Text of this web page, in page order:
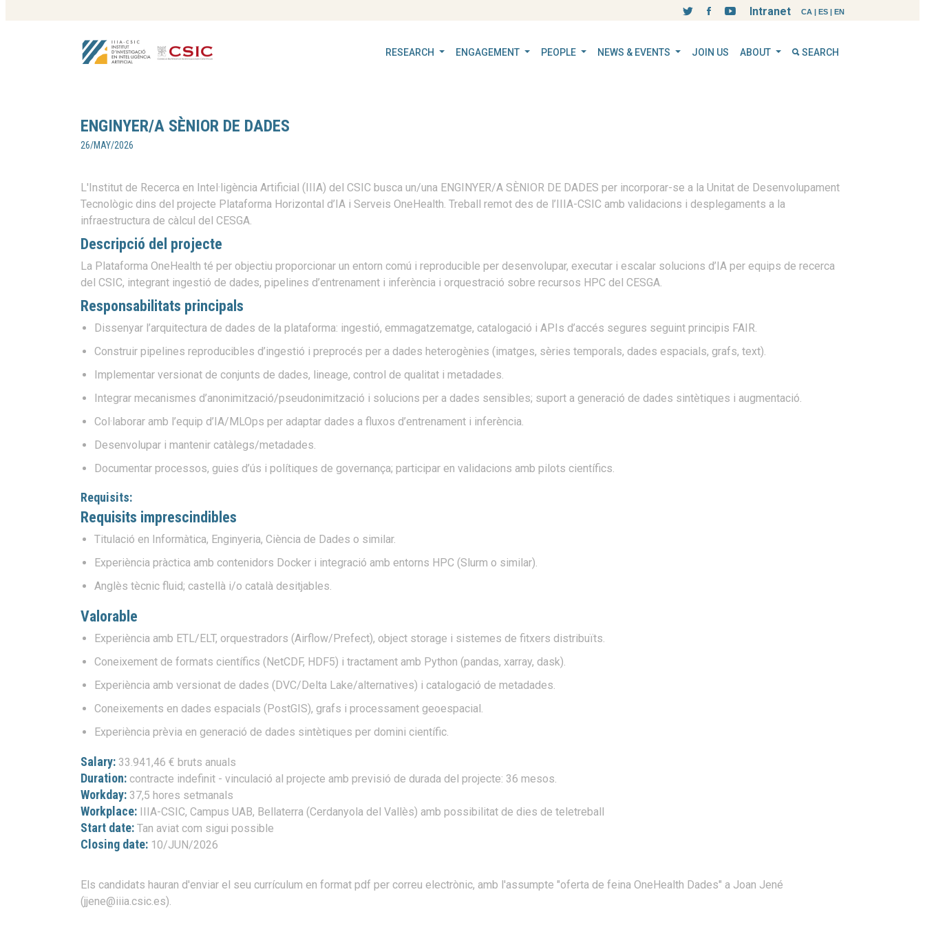
CA | ES | EN
Intranet
RESEARCH ENGAGEMENT PEOPLE NEWS & EVENTS JOIN US ABOUT SEARCH
ENGINYER/A SÈNIOR DE DADES
26/MAY/2026
L'Institut de Recerca en Intel·ligència Artificial (IIIA) del CSIC busca un/una ENGINYER/A SÈNIOR DE DADES per incorporar-se a la Unitat de Desenvolupament
Tecnològic dins del projecte Plataforma Horizontal d’IA i Serveis OneHealth. Treball remot des de l’IIIA-CSIC amb validacions i desplegaments a la
infraestructura de càlcul del CESGA.
Descripció del projecte
La Plataforma OneHealth té per objectiu proporcionar un entorn comú i reproducible per desenvolupar, executar i escalar solucions d’IA per equips de recerca
del CSIC, integrant ingestió de dades, pipelines d’entrenament i inferència i orquestració sobre recursos HPC del CESGA.
Responsabilitats principals
Dissenyar l’arquitectura de dades de la plataforma: ingestió, emmagatzematge, catalogació i APIs d’accés segures seguint principis FAIR.
Construir pipelines reproducibles d’ingestió i preprocés per a dades heterogènies (imatges, sèries temporals, dades espacials, grafs, text).
Implementar versionat de conjunts de dades, lineage, control de qualitat i metadades.
Integrar mecanismes d’anonimització/pseudonimització i solucions per a dades sensibles; suport a generació de dades sintètiques i augmentació.
Col·laborar amb l’equip d’IA/MLOps per adaptar dades a fluxos d’entrenament i inferència.
Desenvolupar i mantenir catàlegs/metadades.
Documentar processos, guies d’ús i polítiques de governança; participar en validacions amb pilots científics.
Requisits:
Requisits imprescindibles
Titulació en Informàtica, Enginyeria, Ciència de Dades o similar.
Experiència pràctica amb contenidors Docker i integració amb entorns HPC (Slurm o similar).
Anglès tècnic fluid; castellà i/o català desitjables.
Valorable
Experiència amb ETL/ELT, orquestradors (Airflow/Prefect), object storage i sistemes de fitxers distribuïts.
Coneixement de formats científics (NetCDF, HDF5) i tractament amb Python (pandas, xarray, dask).
Experiència amb versionat de dades (DVC/Delta Lake/alternatives) i catalogació de metadades.
Coneixements en dades espacials (PostGIS), grafs i processament geoespacial.
Experiència prèvia en generació de dades sintètiques per domini científic.
Salary: 33.941,46 € bruts anuals
Duration: contracte indefinit - vinculació al projecte amb previsió de durada del projecte: 36 mesos.
Workday: 37,5 hores setmanals
Workplace: IIIA-CSIC, Campus UAB, Bellaterra (Cerdanyola del Vallès) amb possibilitat de dies de teletreball
Start date: Tan aviat com sigui possible
Closing date: 10/JUN/2026
Els candidats hauran d'enviar el seu currículum en format pdf per correu electrònic, amb l'assumpte "oferta de feina OneHealth Dades" a Joan Jené
(jjene@iiia.csic.es).